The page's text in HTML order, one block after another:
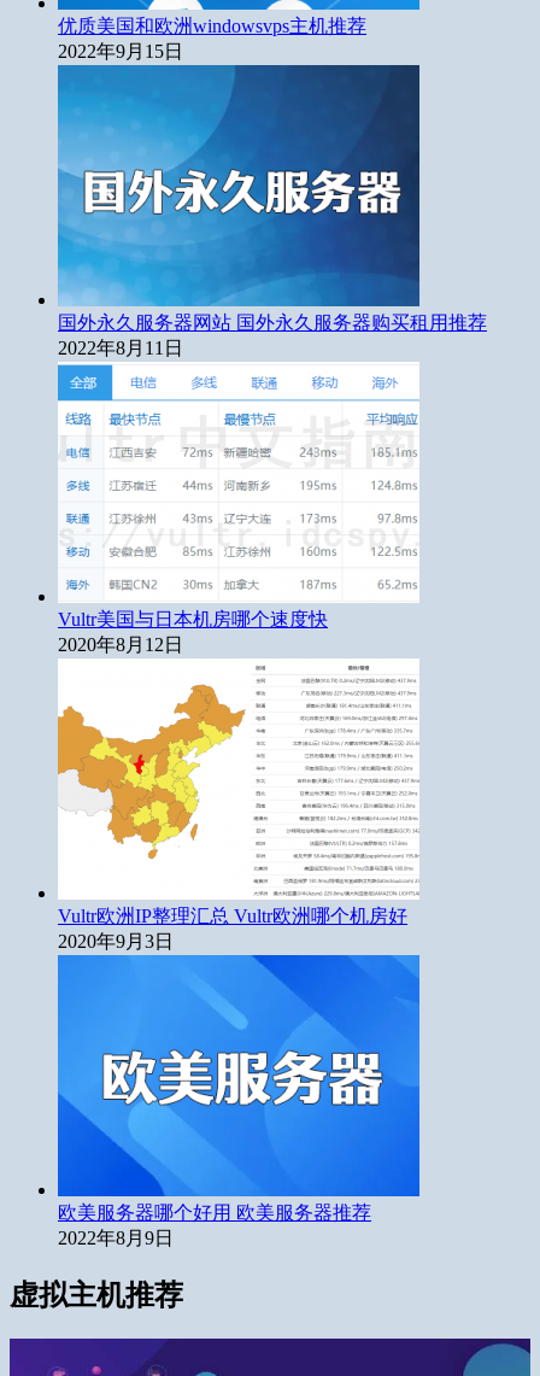
优质美国和欧洲windowsvps主机推荐
2022年9月15日
国外永久服务器网站 国外永久服务器购买租用推荐
2022年8月11日
Vultr美国与日本机房哪个速度快
2020年8月12日
Vultr欧洲IP整理汇总 Vultr欧洲哪个机房好
2020年9月3日
欧美服务器哪个好用 欧美服务器推荐
2022年8月9日
虚拟主机推荐